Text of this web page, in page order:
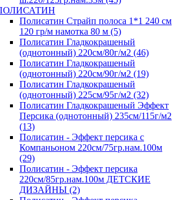
Полисатин Страйп полоса 1*1 240 см
120 гр/м намотка 80 м (5)
Полисатин Гладкокрашеный
(однотонный) 220см/80г/м2 (46)
Полисатин Гладкокрашеный
(однотонный) 220см/90г/м2 (19)
Полисатин Гладкокрашеный
(однотонный) 225см/95г/м2 (32)
Полисатин Гладкокрашеный Эффект
Персика (однотонный) 235см/115г/м2
(13)
Полисатин - Эффект персика с
Компаньоном 220см/75гр.нам.100м
(29)
Полисатин - Эффект персика
220см/85гр.нам.100м ДЕТСКИЕ
ДИЗАЙНЫ (2)